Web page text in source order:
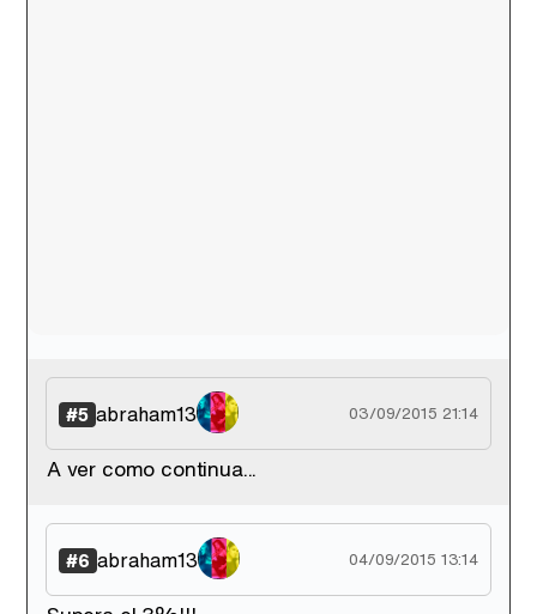
#5 abraham13 03/09/2015 21:14
A ver como continua...
#6 abraham13 04/09/2015 13:14